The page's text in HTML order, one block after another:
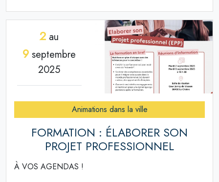
2 au
9 septembre
2025
Animations dans la ville
FORMATION : ÉLABORER SON
PROJET PROFESSIONNEL
À VOS AGENDAS !